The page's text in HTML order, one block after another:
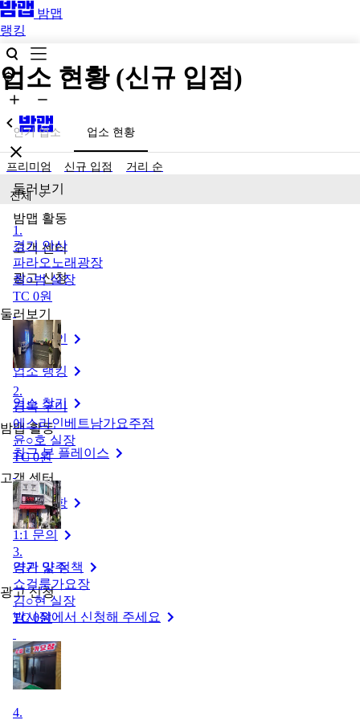
밤맵
랭킹
둘러보기
밤맵 활동
고객 센터
광고 신청
둘러보기
밤맵 메인
업소 랭킹
업소 찾기
밤맵 활동
최근 본 플레이스
고객 센터
공지 사항
1:1 문의
약관 및 정책
광고 신청
밤사장에서 신청해 주세요
업소 현황 (신규 입점)
인기 업소 업소 현황
프리미엄 신규 입점 거리 순
전체
1 .
경기 안산
파라오노래광장
최○범 실장
TC 0원
2.
경북 구미
에스라인베트남가요주점
윤○호 실장
TC0원
3.
경기 양주
쇼걸룸가요장
김○현 실장
TC0원
4.